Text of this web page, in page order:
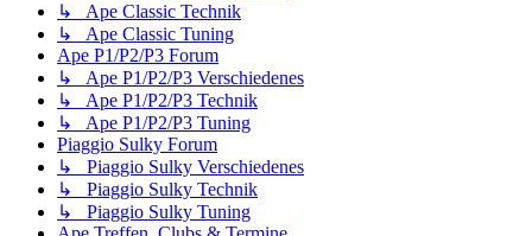
↳ Ape Classic Technik
↳ Ape Classic Tuning
Ape P1/P2/P3 Forum
↳ Ape P1/P2/P3 Verschiedenes
↳ Ape P1/P2/P3 Technik
↳ Ape P1/P2/P3 Tuning
Piaggio Sulky Forum
↳ Piaggio Sulky Verschiedenes
↳ Piaggio Sulky Technik
↳ Piaggio Sulky Tuning